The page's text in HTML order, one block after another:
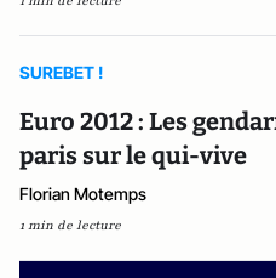
SUREBET !
Euro 2012 : Les
paris sur le qui-vive
Florian Motemps
1 min de lecture